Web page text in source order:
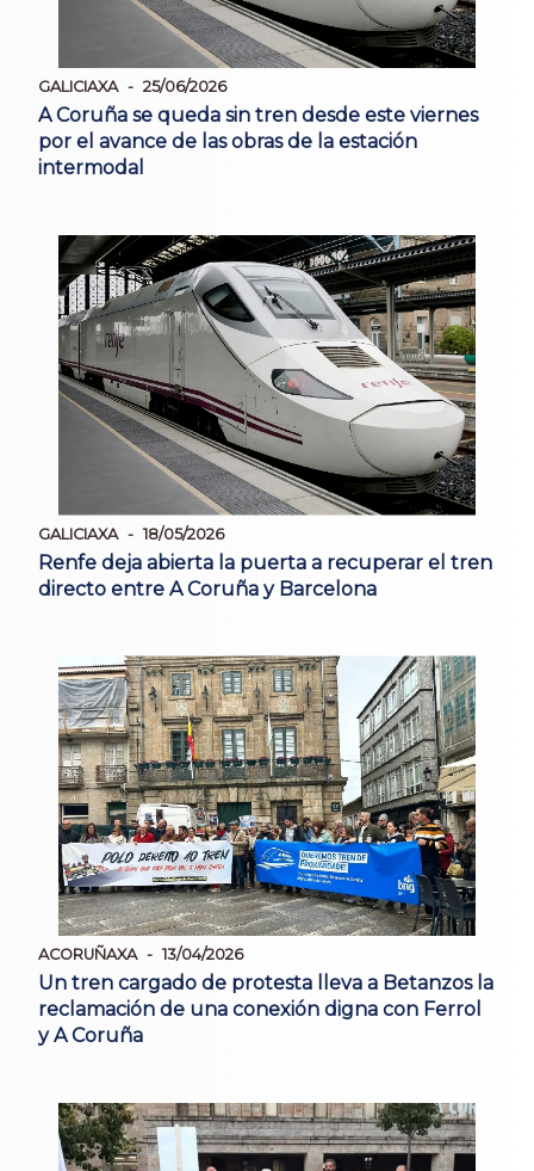
GALICIAXA 25/06/2026
A Coruña se queda sin tren desde este viernes
por el avance de las obras de la estación
intermodal
GALICIAXA 18/05/2026
Renfe deja abierta la puerta a recuperar el tren
directo entre A Coruña y Barcelona
ACORUÑAXA 13/04/2026
Un tren cargado de protesta lleva a Betanzos la
reclamación de una conexión digna con Ferrol
y A Coruña